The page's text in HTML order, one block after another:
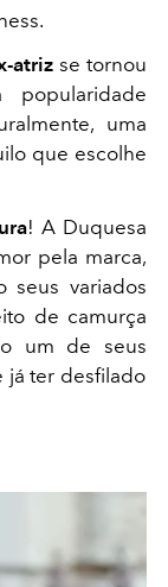
atrizse tornou
uma
que escolhe
! A Duquesa
pela marca,
seus variados
de camurça
um de seus
já ter desfilado